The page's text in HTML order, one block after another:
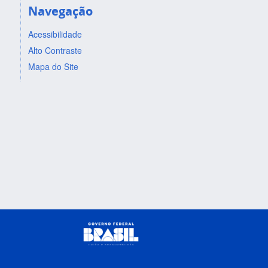
Navegação
Acessibilidade
Alto Contraste
Mapa do Site